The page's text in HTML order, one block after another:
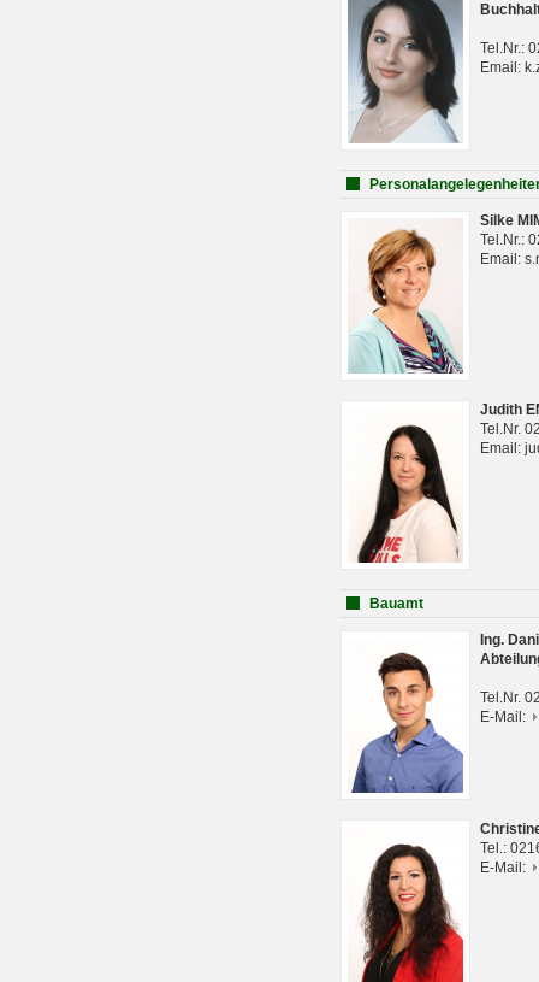
Tel.Nr.:
Email:
Silke
Tel.Nr.:
Email:
Judith
Tel.Nr.
Email:
Bauamt
Ing.
Tel.Nr.
E-Mail:
Tel.:
E-Mail: